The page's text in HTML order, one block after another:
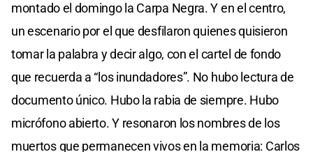
montado el domingo la Carpa Negra. Y en el centro,
un escenario por el que desfilaron quienes quisieron
tomar la palabra y decir algo, con el cartel de fondo
que recuerda a “los inundadores”. No hubo lectura de
documento único. Hubo la rabia de siempre. Hubo
micrófono abierto. Y resonaron los nombres de los
muertos que permanecen vivos en la memoria: Carlos